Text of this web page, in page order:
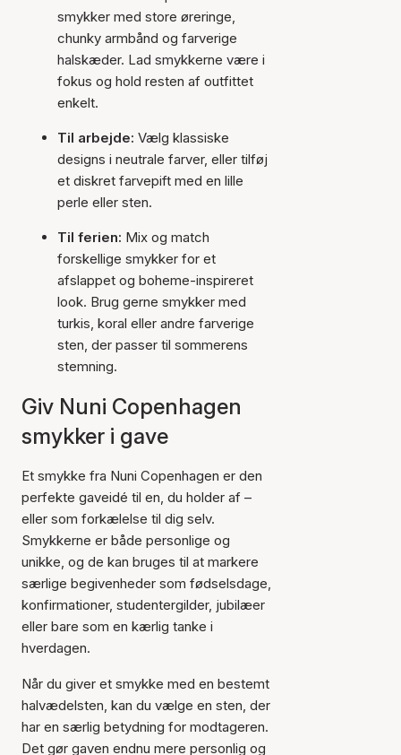
smykker med store øreringe,
chunky armbånd og farverige
halskæder. Lad smykkerne være i
fokus og hold resten af outfittet
enkelt.
Til arbejde: Vælg klassiske
designs i neutrale farver, eller tilføj
et diskret farvepift med en lille
perle eller sten.
Til ferien: Mix og match
forskellige smykker for et
afslappet og boheme-inspireret
look. Brug gerne smykker med
turkis, koral eller andre farverige
sten, der passer til sommerens
stemning.
Giv Nuni Copenhagen
smykker i gave
Et smykke fra Nuni Copenhagen er den
perfekte gaveidé til en, du holder af –
eller som forkælelse til dig selv.
Smykkerne er både personlige og
unikke, og de kan bruges til at markere
særlige begivenheder som fødselsdage,
konfirmationer, studentergilder, jubilæer
eller bare som en kærlig tanke i
hverdagen.
Når du giver et smykke med en bestemt
halvædelsten, kan du vælge en sten, der
har en særlig betydning for modtageren.
Det gør gaven endnu mere personlig og